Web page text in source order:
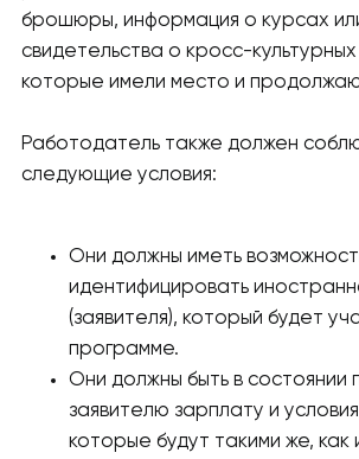
брошюры, информация о курсах
свидетельства о кросс-
которые имели место и
Работодатель также должен
следующие условия:
Они должны иметь
идентифицировать
(заявителя), который будет
программе.
Они должны быть в состоянии
заявителю зарплату и
которые будут такими же, как